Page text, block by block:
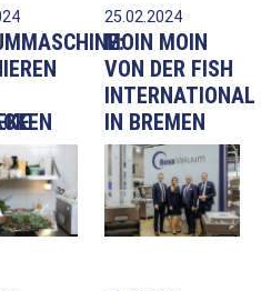
25.02.2024
MOIN MOIN
VON DER FISH
INTERNATIONAL
IN BREMEN